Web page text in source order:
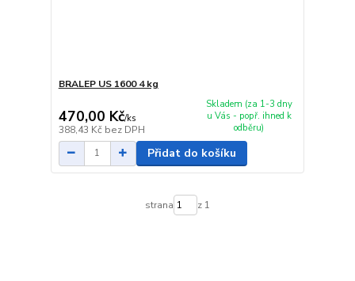
BRALEP US 1600 4 kg
470,00 Kč/ks
388,43 Kč bez DPH
Skladem (za 1-3 dny
u Vás - popř. ihned k
odběru)
Přidat do košíku
strana z 1